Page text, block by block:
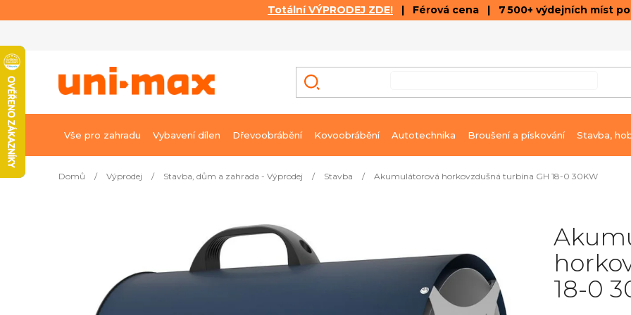
Totální VÝPRODEJ ZDE! | Férová cena | 7 500+ výdejních míst
obsah
Vše pro zahradu Vybavení dílen Dřevoobrábění Kovoobrábění Autotechnika Broušení a pískování Stavba,
Domů / Výprodej / Stavba, dům a zahrada - Výprodej / Stavba / Akumulátorová horkovzdušná turbína GH 18-0 30KW
18-0